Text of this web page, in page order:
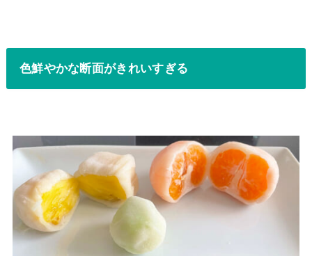
色鮮やかな断面がきれいすぎる